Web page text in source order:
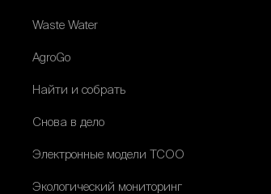
Waste Water
AgroGo
Найти и собрать
Снова в дело
Электронные модели ТСОО
Экологический мониторинг